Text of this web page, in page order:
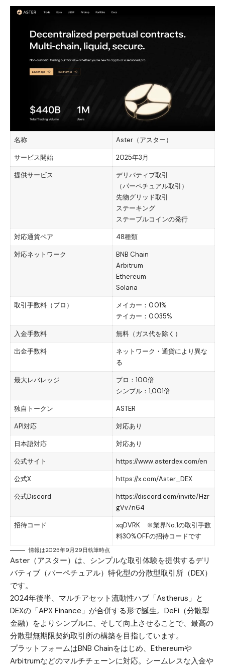
名称 Aster（アスター）
サービス開始 2025年3月
提供サービス
デリバティブ取引
（パーペチュアル取引）
先物グリッド取引
ステーキング
ステーブルコインの発行
対応通貨ペア 48種類
対応ネットワーク
BNB Chain
Arbitrum
Ethereum
Solana
取引手数料（プロ）
メイカー：0.01%
テイカー：0.035%
入金手数料 無料（ガス代を除く）
出金手数料
ネットワーク・通貨により異な
る
最大レバレッジ
プロ：100倍
シンプル：1,001倍
独自トークン ASTER
API対応 対応あり
日本語対応 対応あり
公式サイト https://www.asterdex.com/en
公式X https://x.com/Aster_DEX
公式Discord
https://discord.com/invite/Hzr
gVv7n64
招待コード
xqDVRK ※業界No.1の取引手数
料30%OFFの招待コードです
情報は2025年9月29日執筆時点
Aster（アスター）は、シンプルな取引体験を提供するデリ
バティブ（パーペチュアル）特化型の分散型取引所（DEX）
です。
2024年後半、マルチアセット流動性ハブ「Astherus」と
DEXの「APX Finance」が合併する形で誕生。DeFi（分散型
金融）をよりシンプルに、そして向上させることで、最高の
分散型無期限契約取引所の構築を目指しています。
プラットフォームはBNB Chainをはじめ、Ethereumや
Arbitrumなどのマルチチェーンに対応。シームレスな入金や